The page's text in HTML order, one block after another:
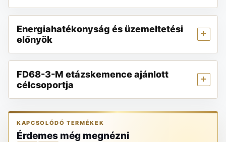
Energiahatékonyság és üzemeltetési
előnyök
FD68-3-M etázskemence ajánlott
célcsoportja
KAPCSOLÓDÓ TERMÉKEK
Érdemes még megnézni